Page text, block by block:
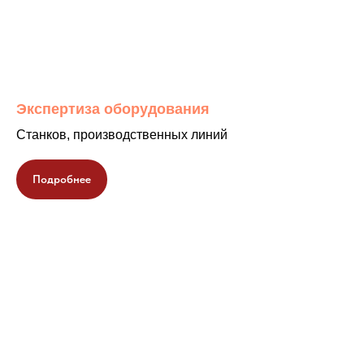
Экспертиза оборудования
Станков, производственных линий
Подробнее